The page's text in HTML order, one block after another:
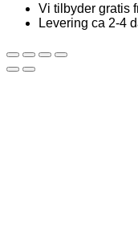
Vi tilbyder gratis
Levering ca 2-4